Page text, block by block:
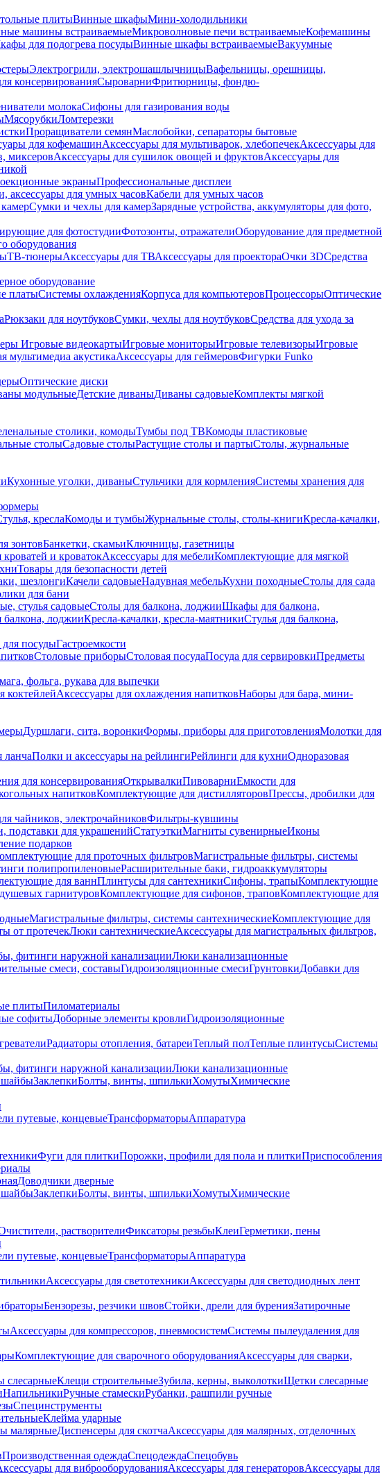
плитыВинные шкафыМини-холодильники
машины встраиваемыеМикроволновые печи встраиваемыеКофемашины
для подогрева посудыВинные шкафы встраиваемыеВакуумные
Электрогрили, электрошашлычницыВафельницы, орешницы,
консервированияСыроварниФритюрницы, фондю-
молокаСифоны для газирования воды
МясорубкиЛомтерезки
Проращиватели семянМаслобойки, сепараторы бытовые
для кофемашинАксессуары для мультиварок, хлебопечекАксессуары для
миксеровАксессуары для сушилок овощей и фруктовАксессуары для
экраныПрофессиональные дисплеи
аксессуары для умных часовКабели для умных часов
Сумки и чехлы для камерЗарядные устройства, аккумуляторы для фото,
для фотостудииФотозонты, отражателиОборудование для предметной
оборудования
ТВ-тюнерыАксессуары для ТВАксессуары для проектораОчки 3DСредства
оборудование
платыСистемы охлажденияКорпуса для компьютеровПроцессорыОптические
Рюкзаки для ноутбуковСумки, чехлы для ноутбуковСредства для ухода за
Игровые видеокартыИгровые мониторыИгровые телевизорыИгровые
мультимедиа акустикаАксессуары для геймеровФигурки Funko
Оптические диски
модульныеДетские диваныДиваны садовыеКомплекты мягкой
столики, комодыТумбы под ТВКомоды пластиковые
столыСадовые столыРастущие столы и партыСтолы, журнальные
Кухонные уголки, диваныСтульчики для кормленияСистемы хранения для
креслаКомоды и тумбыЖурнальные столы, столы-книгиКресла-качалки,
зонтовБанкетки, скамьиКлючницы, газетницы
и кроватокАксессуары для мебелиКомплектующие для мягкой
Товары для безопасности детей
шезлонгиКачели садовыеНадувная мебельКухни походныеСтолы для сада
для бани
стулья садовыеСтолы для балкона, лоджииШкафы для балкона,
лоджииКресла-качалки, кресла-маятникиСтулья для балкона,
посудыГастроемкости
Столовые приборыСтоловая посудаПосуда для сервировкиПредметы
фольга, рукава для выпечки
коктейлейАксессуары для охлаждения напитковНаборы для бара, мини-
Дуршлаги, сита, воронкиФормы, приборы для приготовленияМолотки для
ланчаПолки и аксессуары на рейлингиРейлинги для кухниОдноразовая
для консервированияОткрывалкиПивоварниЕмкости для
напитковКомплектующие для дистилляторовПрессы, дробилки для
чайников, электрочайниковФильтры-кувшины
подставки для украшенийСтатуэткиМагниты сувенирныеИконы
подарков
для проточных фильтровМагистральные фильтры, системы
полипропиленовыеРасширительные баки, гидроаккумуляторы
для ваннПлинтусы для сантехникиСифоны, трапыКомплектующие
гарнитуровКомплектующие для сифонов, траповКомплектующие для
Магистральные фильтры, системы сантехническиеКомплектующие для
от протечекЛюки сантехническиеАксессуары для магистральных фильтров,
фитинги наружной канализацииЛюки канализационные
смеси, составыГидроизоляционные смесиГрунтовкиДобавки для
плитыПиломатериалы
софитыДоборные элементы кровлиГидроизоляционные
Радиаторы отопления, батареиТеплый полТеплые плинтусыСистемы
фитинги наружной канализацииЛюки канализационные
шайбыЗаклепкиБолты, винты, шпилькиХомутыХимические
путевые, концевыеТрансформаторыАппаратура
Фуги для плиткиПорожки, профили для пола и плиткиПриспособления
Доводчики дверные
шайбыЗаклепкиБолты, винты, шпилькиХомутыХимические
растворителиФиксаторы резьбыКлеиГерметики, пены
путевые, концевыеТрансформаторыАппаратура
Аксессуары для светотехникиАксессуары для светодиодных лент
Бензорезы, резчики швовСтойки, дрели для буренияЗатирочные
Аксессуары для компрессоров, пневмосистемСистемы пылеудаления для
Комплектующие для сварочного оборудованияАксессуары для сварки,
Клещи строительныеЗубила, керны, выколоткиЩетки слесарные
НапильникиРучные стамескиРубанки, рашпили ручные
Специнструменты
Клейма ударные
малярныеДиспенсеры для скотчаАксессуары для малярных, отделочных
Производственная одеждаСпецодеждаСпецобувь
для виброоборудованияАксессуары для генераторовАксессуары для